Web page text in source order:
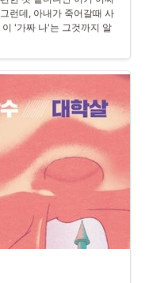
런데, 아내가 죽어갈때 사
'가짜 나'는 그것까지 알